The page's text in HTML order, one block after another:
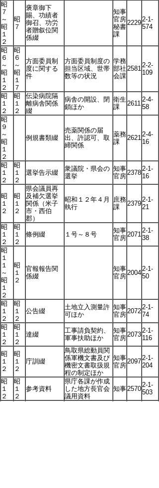
昭
７
～
昭
１
２
昭
７
褒章御下
賜、功績者
御召、功労
者贈叙位関
係綴
知事
官房
秘書
課
22292-1-
574
昭
６
～
昭
１
２
昭
６
～
昭
１
７
方面委員制
度に関する
件
方面委員制度の
担当区域、世帯
数等の状況
学務
部社
会課
25812-2-
109
昭
１
２
昭
１
２
伝染病院隔
離病舎関係
綴
病舎の開設、閉
鎖ほか
衛生
課
2611
2-4-
58
昭
９
～
昭
１
２
例規書類綴
売薬関係の届
出、許認可、取
締関係
薬務
課
26212-4-
16
昭
１
２
昭
１
２
選挙告示綴
衆議院・県会の
選挙
知事
官房2378
2-1-
16
昭
１
２
昭
１
２
県会議員再
及補欠選挙
関係（米子
市・西伯
郡）
昭和１２年４月
執行
庶務
課
2379
2-1-
21
昭
１
２
昭
１
２
條例綴 １号～８号
知事
官房2071
2-1-
38
昭
１
１
～
昭
１
２
昭
１
２
官報報告関
係綴
知事
官房2004
2-1-
50
昭
１
２
昭
１
２
公告綴
土地立入測量許
可ほか
知事
官房2072
2-1-
74
昭
１
２
昭
１
２
達綴
工事請負契約、
軍事扶助ほか
知事
官房2073
2-1-
116
昭
１
２
昭
１
２
庁訓綴
鳥取県総動員関
係軍機文書及び
機密文書取扱規
程の制定ほか
知事
官房
20972-1-
204
昭
１
２
昭
１
２
参考資料
県庁各課が作成
した地方長官会
議用資料
知事2570
2-1-
503